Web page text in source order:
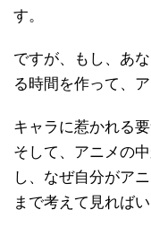
す。
ですが、もし、あ
る時間を作って、
キャラに惹かれる
そして、アニメの
し、なぜ自分がア
まで考えて見ればい